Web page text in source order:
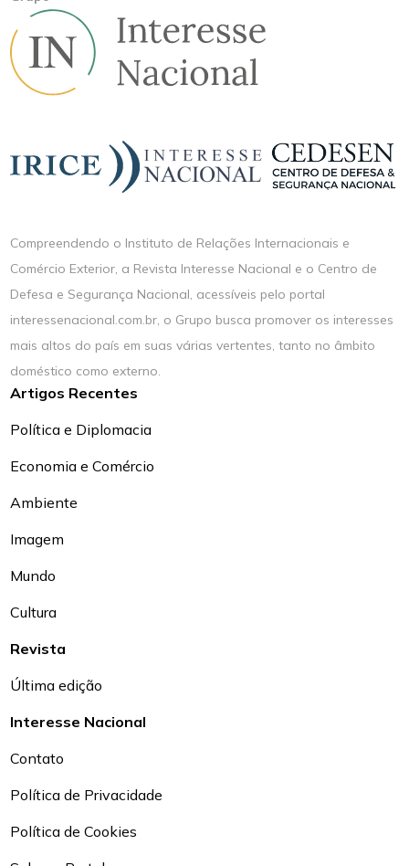
Compreendendo o Instituto de Relações Internacionais e
Comércio Exterior, a Revista Interesse Nacional e o Centro de
Defesa e Segurança Nacional, acessíveis pelo portal
interessenacional.com.br, o Grupo busca promover os interesses
mais altos do país em suas várias vertentes, tanto no âmbito
doméstico como externo.
Artigos Recentes
Política e Diplomacia
Economia e Comércio
Ambiente
Imagem
Mundo
Cultura
Revista
Última edição
Interesse Nacional
Contato
Política de Privacidade
Política de Cookies